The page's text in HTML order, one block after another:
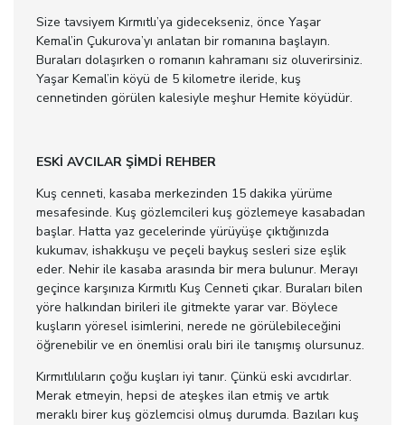
Size tavsiyem Kırmıtlı’ya gidecekseniz, önce Yaşar
Kemal’in Çukurova’yı anlatan bir romanına başlayın.
Buraları dolaşırken o romanın kahramanı siz oluverirsiniz.
Yaşar Kemal’in köyü de 5 kilometre ileride, kuş
cennetinden görülen kalesiyle meşhur Hemite köyüdür.
ESKİ AVCILAR ŞİMDİ REHBER
Kuş cenneti, kasaba merkezinden 15 dakika yürüme
mesafesinde. Kuş gözlemcileri kuş gözlemeye kasabadan
başlar. Hatta yaz gecelerinde yürüyüşe çıktığınızda
kukumav, ishakkuşu ve peçeli baykuş sesleri size eşlik
eder. Nehir ile kasaba arasında bir mera bulunur. Merayı
geçince karşınıza Kırmıtlı Kuş Cenneti çıkar. Buraları bilen
yöre halkından birileri ile gitmekte yarar var. Böylece
kuşların yöresel isimlerini, nerede ne görülebileceğini
öğrenebilir ve en önemlisi oralı biri ile tanışmış olursunuz.
Kırmıtlılıların çoğu kuşları iyi tanır. Çünkü eski avcıdırlar.
Merak etmeyin, hepsi de ateşkes ilan etmiş ve artık
meraklı birer kuş gözlemcisi olmuş durumda. Bazıları kuş